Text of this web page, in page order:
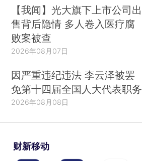
【我闻】光大旗下上市公司出
售背后隐情 多人卷入医疗腐
败案被查
2026年08月07日
因严重违纪违法 李云泽被罢
免第十四届全国人大代表职务
2026年08月08日
财新移动